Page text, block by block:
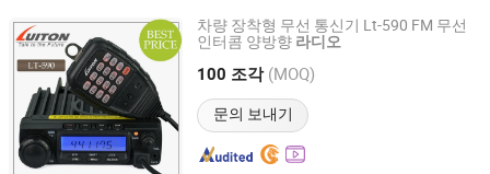
차량 장착형 무선 통신기 Lt-590 FM 무선
인터콤 양방향 라디오
100 조각 (MOQ)
문의 보내기
BOND TELECOMMUNICATION CO., LIMITED
Fujian, China 이후 2009